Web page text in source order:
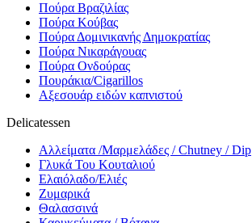
Πούρα Βραζιλίας
Πούρα Κούβας
Πούρα Δομινικανής Δημοκρατίας
Πούρα Νικαράγουας
Πούρα Ονδούρας
Πουράκια/Cigarillos
Αξεσουάρ ειδών καπνιστού
Delicatessen
Αλλείματα /Μαρμελάδες / Chutney / Dip
Γλυκά Του Κουταλιού
Ελαιόλαδο/Ελιές
Ζυμαρικά
Θαλασσινά